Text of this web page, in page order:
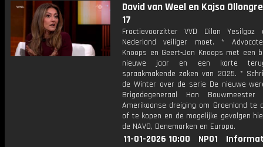
David van Weel en Kajsa
17
Fractievoorzitter VVD Dilan Yesilgoz
Nederland veiliger moet. *
Knoops en Geert-Jan Knoops met een
nieuwe jaar en een korte
spraakmakende zaken van 2025. *
de Winter over de serie De nieuwe
Brigadegeneraal Han
Amerikaanse dreiging om Groenland te
of te kopen en de mogelijke gevolgen
de NAVO, Denemarken en Europa.
11-01-2026 10:00 NPO1